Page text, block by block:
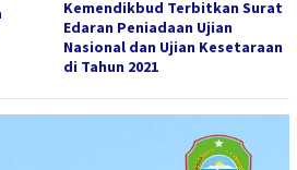
Kemendikbud Terbitkan Surat
Edaran Peniadaan Ujian
Nasional dan Ujian Kesetaraan
di Tahun 2021